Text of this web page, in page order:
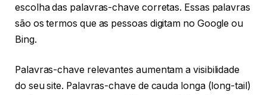
escolha das palavras-chave corretas. Essas palavras
são os termos que as pessoas digitam no Google ou
Bing.
Palavras-chave relevantes aumentam a visibilidade
do seu site. Palavras-chave de cauda longa (long-tail)